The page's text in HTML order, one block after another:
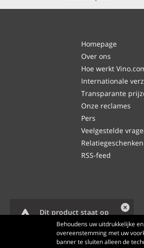
Dit product staat op
het punt te eindigen.
Homepage
Over ons
Hoe werkt
Internationale
Transparante
Onze reclames
Pers
Veelgestelde
Relatiegeschenken
RSS-feed
Behoudens uw uitdrukkelijke
overeenstemming met uw
banner te sluiten alleen de